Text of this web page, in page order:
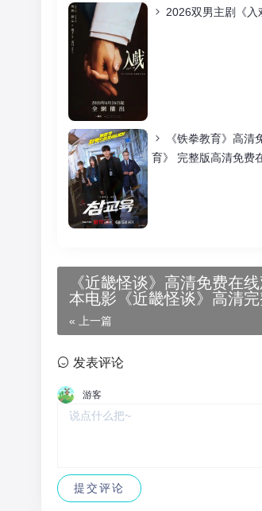
2026双男主剧《入
《铁拳教育》高清
育》 完整版高清免费
《近畿怪谈》高清免费在
本电影《近畿怪谈》高清
影院_恐怖片《近畿怪谈
线观看-星空影院菅野美穗
« 上一篇
发表评论
游客